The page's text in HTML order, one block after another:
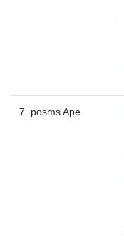
7. posms Ape